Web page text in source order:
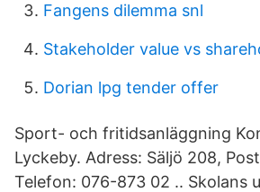
Fangens dilemma snl
Stakeholder value vs
Dorian lpg tender offer
Sport- och fritidsanläggning
Lyckeby. Adress: Säljö 208,
Telefon: 076-873 02 .. Skolans